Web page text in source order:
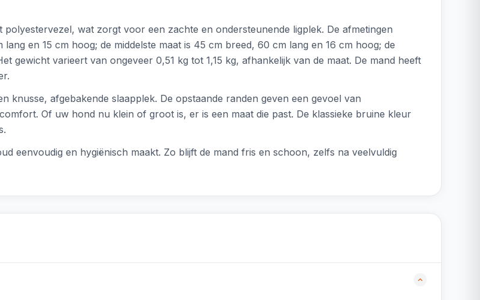
wat zorgt voor een zachte en ondersteunende ligplek. De afmetingen
en 15 cm hoog; de middelste maat is 45 cm breed, 60 cm lang en 16 cm hoog; de
gewicht varieert van ongeveer 0,51 kg tot 1,15 kg, afhankelijk van de maat. De mand heeft
knusse, afgebakende slaapplek. De opstaande randen geven een gevoel van
Of uw hond nu klein of groot is, er is een maat die past. De klassieke bruine kleur
eenvoudig en hygiënisch maakt. Zo blijft de mand fris en schoon, zelfs na veelvuldig